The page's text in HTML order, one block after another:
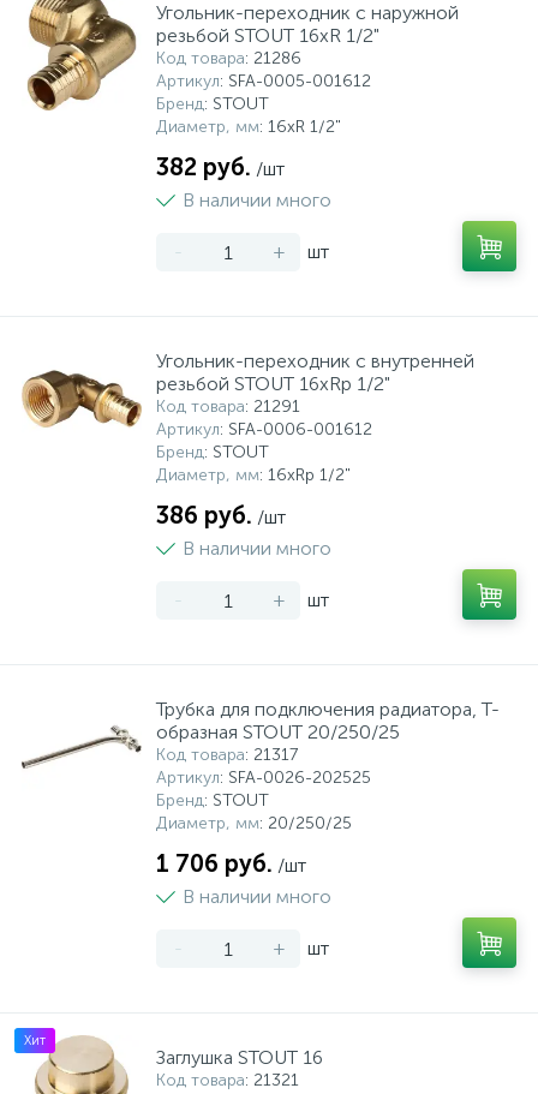
Угольник-переходник с наружной
резьбой STOUT 16xR 1/2"
Код товара: 21286
Артикул: SFA-0005-001612
Бренд: STOUT
Диаметр, мм: 16xR 1/2"
382 руб. /шт
В наличии много
- + шт
Угольник-переходник с внутренней
резьбой STOUT 16xRp 1/2"
Код товара: 21291
Артикул: SFA-0006-001612
Бренд: STOUT
Диаметр, мм: 16xRp 1/2"
386 руб. /шт
В наличии много
- + шт
Трубка для подключения радиатора, Т-
образная STOUT 20/250/25
Код товара: 21317
Артикул: SFA-0026-202525
Бренд: STOUT
Диаметр, мм: 20/250/25
1 706 руб. /шт
В наличии много
- + шт
Хит
Заглушка STOUT 16
Код товара: 21321